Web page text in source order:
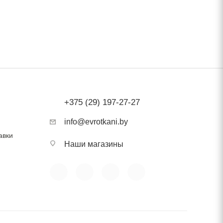
+375 (29) 197-27-27
info@evrotkani.by
Наши магазины